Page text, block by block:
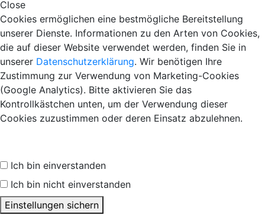
Close
Cookies ermöglichen eine bestmögliche Bereitstellung
unserer Dienste. Informationen zu den Arten von Cookies,
die auf dieser Website verwendet werden, finden Sie in
unserer Datenschutzerklärung. Wir benötigen Ihre
Zustimmung zur Verwendung von Marketing-Cookies
(Google Analytics). Bitte aktivieren Sie das
Kontrollkästchen unten, um der Verwendung dieser
Cookies zuzustimmen oder deren Einsatz abzulehnen.
Ich bin einverstanden
Ich bin nicht einverstanden
Einstellungen sichern